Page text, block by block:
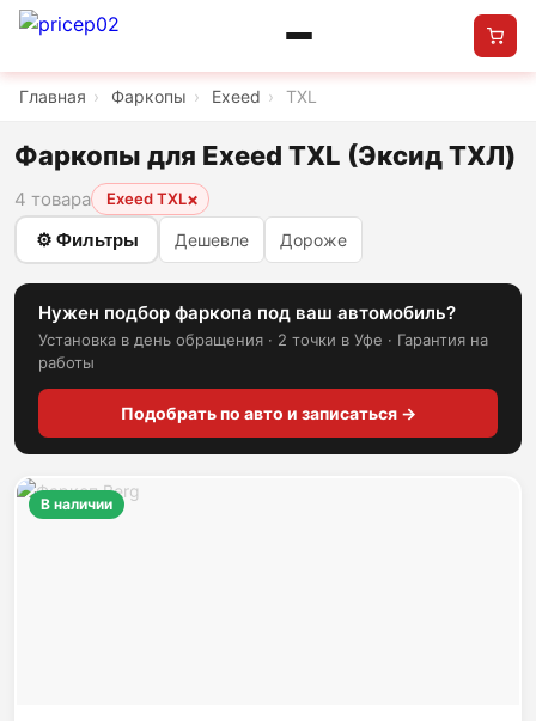
Главная › Фаркопы › Exeed › TXL
Фаркопы для Exeed TXL (Эксид ТХЛ)
4 товара Exeed TXL×
⚙ Фильтры Дешевле Дороже
Нужен подбор фаркопа под ваш автомобиль?
Установка в день обращения · 2 точки в Уфе · Гарантия на
работы
Подобрать по авто и записаться →
В наличии